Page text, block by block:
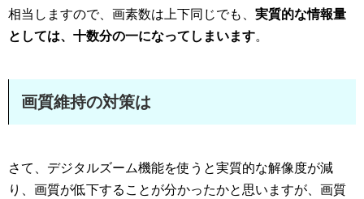
相当しますので、画素数は上下同じでも、 実質的な情報量
としては、十数分の一になってしまいます。
画質維持の対策は
さて、デジタルズーム機能を使うと実質的な解像度が減
り、画質が低下することが分かったかと思いますが、画質